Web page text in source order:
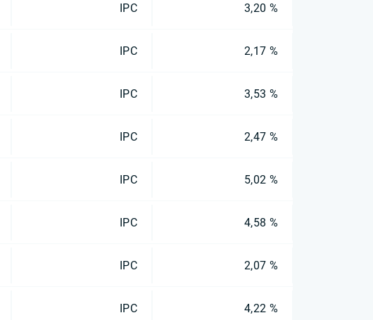
IPC 3,20 %
IPC 2,17 %
IPC 3,53 %
IPC 2,47 %
IPC 5,02 %
IPC 4,58 %
IPC 2,07 %
IPC 4,22 %